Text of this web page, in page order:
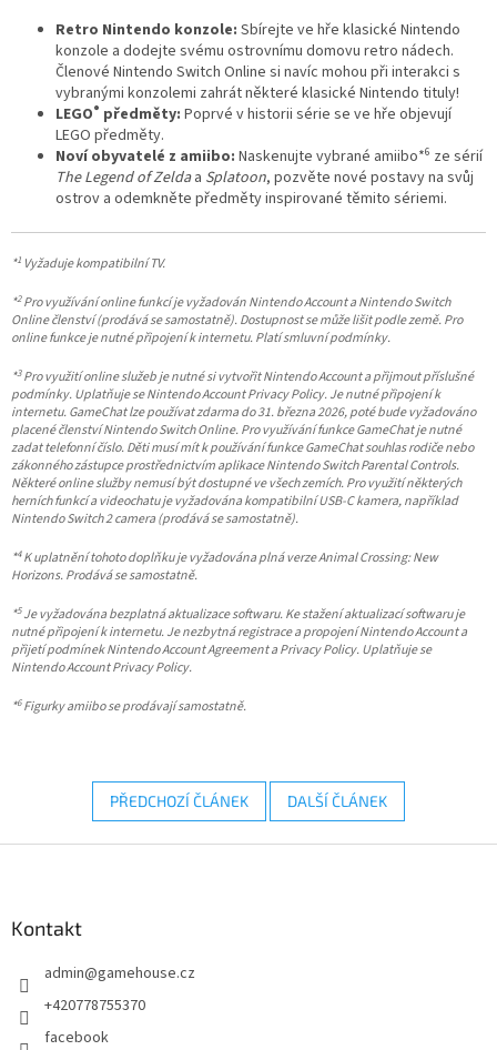
Retro Nintendo konzole: Sbírejte ve hře klasické Nintendo
konzole a dodejte svému ostrovnímu domovu retro nádech.
Členové Nintendo Switch Online si navíc mohou při interakci s
vybranými konzolemi zahrát některé klasické Nintendo tituly!
LEGO® předměty: Poprvé v historii série se ve hře objevují
LEGO předměty.
Noví obyvatelé z amiibo: Naskenujte vybrané amiibo*6 ze sérií
The Legend of Zeldaa Splatoon, pozvěte nové postavy na svůj
ostrov a odemkněte předměty inspirované těmito sériemi.
*1 Vyžaduje kompatibilní TV.
*2Pro využívání online funkcí je vyžadován Nintendo Account a Nintendo Switch
Online členství (prodává se samostatně). Dostupnost se může lišit podle země. Pro
online funkce je nutné připojení k internetu. Platí smluvní podmínky.
*3Pro využití online služeb je nutné si vytvořit Nintendo Account a přijmout příslušné
podmínky. Uplatňuje se Nintendo Account Privacy Policy. Je nutné připojení k
internetu. GameChat lze používat zdarma do 31. března 2026, poté bude vyžadováno
placené členství Nintendo Switch Online. Pro využívání funkce GameChat je nutné
zadat telefonní číslo. Děti musí mít k používání funkce GameChat souhlas rodiče nebo
zákonného zástupce prostřednictvím aplikace Nintendo Switch Parental Controls.
Některé online služby nemusí být dostupné ve všech zemích. Pro využití některých
herních funkcí a videochatu je vyžadována kompatibilní USB-C kamera, například
Nintendo Switch 2 camera (prodává se samostatně).
*4K uplatnění tohoto doplňku je vyžadována plná verze Animal Crossing: New
Horizons. Prodává se samostatně.
*5Je vyžadována bezplatná aktualizace softwaru. Ke stažení aktualizací softwaru je
nutné připojení k internetu. Je nezbytná registrace a propojení Nintendo Account a
přijetí podmínek Nintendo Account Agreement a Privacy Policy. Uplatňuje se
Nintendo Account Privacy Policy.
*6Figurky amiibo se prodávají samostatně.
PŘEDCHOZÍ ČLÁNEK DALŠÍ ČLÁNEK
Kontakt
admin@gamehouse.cz
+420778755370
facebook